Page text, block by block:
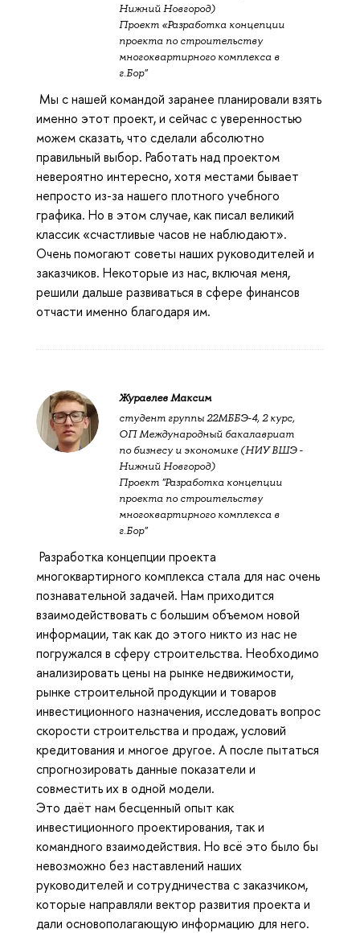
Нижний Новгород)
Проект «Разработка концепции
проекта по строительству
многоквартирного комплекса в
г.Бор"
Мы с нашей командой заранее планировали взять
именно этот проект, и сейчас с уверенностью
можем сказать, что сделали абсолютно
правильный выбор. Работать над проектом
невероятно интересно, хотя местами бывает
непросто из-за нашего плотного учебного
графика. Но в этом случае, как писал великий
классик «счастливые часов не наблюдают».
Очень помогают советы наших руководителей и
заказчиков. Некоторые из нас, включая меня,
решили дальше развиваться в сфере финансов
отчасти именно благодаря им.
Журавлев Максим
студент группы 22МББЭ-4, 2 курс,
ОП Международный бакалавриат
по бизнесу и экономике (НИУ ВШЭ -
Нижний Новгород)
Проект "Разработка концепции
проекта по строительству
многоквартирного комплекса в
г.Бор"
Разработка концепции проекта
многоквартирного комплекса стала для нас очень
познавательной задачей. Нам приходится
взаимодействовать с большим объемом новой
информации, так как до этого никто из нас не
погружался в сферу строительства. Необходимо
анализировать цены на рынке недвижимости,
рынке строительной продукции и товаров
инвестиционного назначения, исследовать вопрос
скорости строительства и продаж, условий
кредитования и многое другое. А после пытаться
спрогнозировать данные показатели и
совместить их в одной модели.
Это даёт нам бесценный опыт как
инвестиционного проектирования, так и
командного взаимодействия. Но всё это было бы
невозможно без наставлений наших
руководителей и сотрудничества с заказчиком,
которые направляли вектор развития проекта и
дали основополагающую информацию для него.